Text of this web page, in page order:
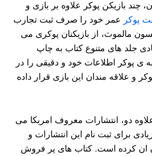
چند بازیکن پوکر علاوه بر بازی و
پوکر عمر خود را صرف ثبت تجارب
مالموث، از بازیکنان پوکری می
جلد های متنوع کتاب به چاپ
ی پوکر اطلاعات خود و دقیقی را در
و علاقه مندان این بازی قرار داده
دو، انتشارات معروف امریکا می
برای ثبت نام این انتشارات و
ان کرده است. کتاب های پر فروش